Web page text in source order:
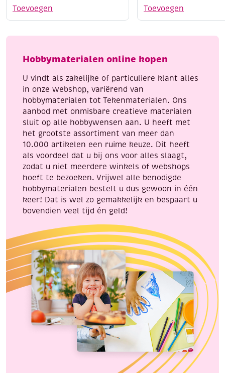
Toevoegen
/
groen
0.34mm,
gram
aantal
Toevoegen
satijnkoord,
meter,
naturel
Hobbymaterialen online kopen
U vindt als zakelijke of particuliere klant alles
in onze webshop, variërend van
hobbymaterialen tot Tekenmaterialen. Ons
aanbod met onmisbare creatieve materialen
sluit op alle hobbywensen aan. U heeft met
het grootste assortiment van meer dan
10.000 artikelen een ruime keuze. Dit heeft
als voordeel dat u bij ons voor alles slaagt,
zodat u niet meerdere winkels of webshops
hoeft te bezoeken. Vrijwel alle benodigde
hobbymaterialen bestelt u dus gewoon in één
keer! Dat is wel zo gemakkelijk en bespaart u
bovendien veel tijd én geld!